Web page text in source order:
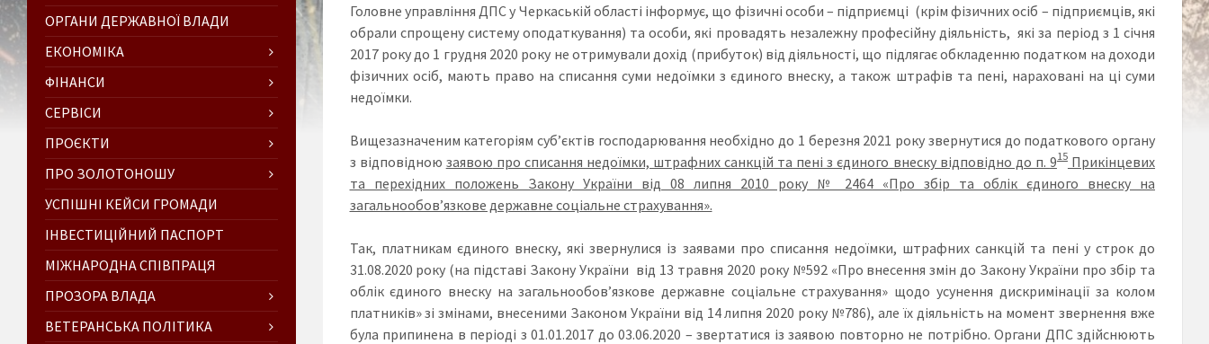
Головне управління ДПС у Черкаській області інформує, що фізичні особи – підприємці (крім фізичних осіб – підприємців, які
обрали спрощену систему оподаткування) та особи, які провадять незалежну професійну діяльність, які за період з 1 січня
2017 року до 1 грудня 2020 року не отримували дохід (прибуток) від діяльності, що підлягає обкладенню податком на доходи
фізичних осіб, мають право на списання суми недоїмки з єдиного внеску, а також штрафів та пені, нараховані на ці суми
недоїмки.
Вищезазначеним категоріям суб’єктів господарювання необхідно до 1 березня 2021 року звернутися до податкового органу
з відповідною заявою про списання недоїмки, штрафних санкцій та пені з єдиного внеску відповідно до п. 915Прикінцевих
та перехідних положень Закону України від 08 липня 2010 року № 2464 «Про збір та облік єдиного внеску на
загальнообов’язкове державне соціальне страхування».
Так, платникам єдиного внеску, які звернулися із заявами про списання недоїмки, штрафних санкцій та пені у строк до
31.08.2020 року (на підставі Закону України від 13 травня 2020 року №592 «Про внесення змін до Закону України про збір та
облік єдиного внеску на загальнообов’язкове державне соціальне страхування» щодо усунення дискримінації за колом
платників» зі змінами, внесеними Законом України від 14 липня 2020 року №786), але їх діяльність на момент звернення вже
була припинена в періоді з 01.01.2017 до 03.06.2020 – звертатися із заявою повторно не потрібно. Органи ДПС здійснюють
ОРГАНИ ДЕРЖАВНОЇ ВЛАДИ
ЕКОНОМІКА
ФІНАНСИ
СЕРВІСИ
ПРОЄКТИ
ПРО ЗОЛОТОНОШУ
УСПІШНІ КЕЙСИ ГРОМАДИ
ІНВЕСТИЦІЙНИЙ ПАСПОРТ
МІЖНАРОДНА СПІВПРАЦЯ
ПРОЗОРА ВЛАДА
ВЕТЕРАНСЬКА ПОЛІТИКА